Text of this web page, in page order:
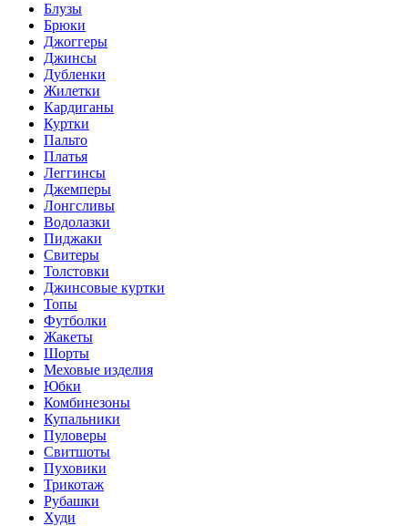
Блузы
Брюки
Джоггеры
Джинсы
Дубленки
Жилетки
Кардиганы
Куртки
Пальто
Платья
Леггинсы
Джемперы
Лонгсливы
Водолазки
Пиджаки
Свитеры
Толстовки
Джинсовые куртки
Топы
Футболки
Жакеты
Шорты
Меховые изделия
Юбки
Комбинезоны
Купальники
Пуловеры
Свитшоты
Пуховики
Трикотаж
Рубашки
Худи